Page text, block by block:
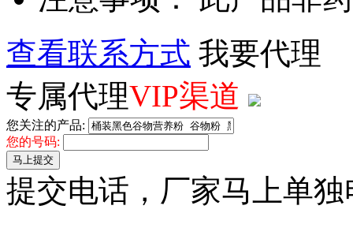
查看联系方式 我要代理
专属代理VIP渠道
您关注的产品:
您的号码:
马上提交
提交电话，厂家马上单